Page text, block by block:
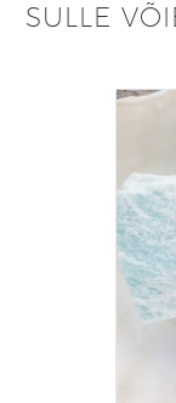
SULLE